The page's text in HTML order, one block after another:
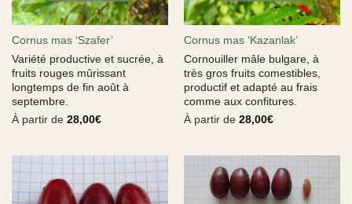
Cornus mas ‘Szafer’
Variété productive et sucrée, à
fruits rouges mûrissant
longtemps de fin août à
septembre.
À partir de 28,00€
Cornus mas ‘Kazanlak’
Cornouiller mâle bulgare, à
très gros fruits comestibles,
productif et adapté au frais
comme aux confitures.
À partir de 28,00€